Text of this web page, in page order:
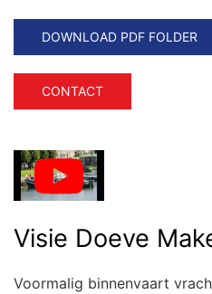
DOWNLOAD PDF FOLDER
CONTACT
Visie Doeve
Voormalig binnenvaart